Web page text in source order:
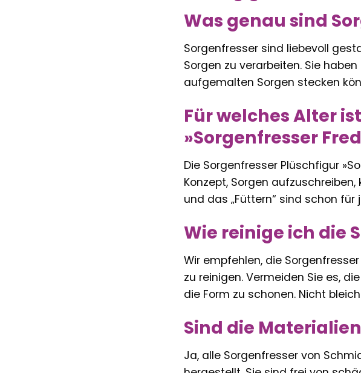
Was genau sind
Sorgenfresser sind liebevoll
Sorgen zu verarbeiten. Sie
aufgemalten Sorgen stecken
Für welches Alter
»Sorgenfresser
Die Sorgenfresser Plüschfigur
Konzept, Sorgen
und das „Füttern“ sind schon
Wie reinige ich die
Wir empfehlen, die
zu reinigen. Vermeiden Sie es,
die Form zu schonen. Nicht
Sind die
Ja, alle Sorgenfresser von